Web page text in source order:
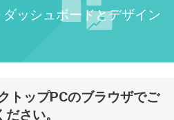
ッシュボードとデザイン
トップPCのブラウザでご
ださい。